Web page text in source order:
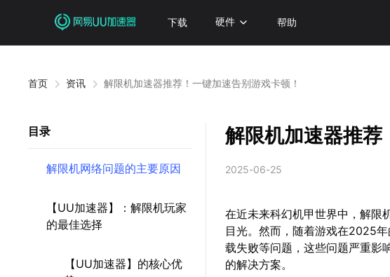
下载 硬件 帮助
首页 资讯 解限机加速器推荐！一键加速告别游戏卡顿！
目录
解限机网络问题的主要原因
【UU加速器】：解限机玩家
的最佳选择
【UU加速器】的核心优
解限机加速器推荐
2025-06-25
在近未来科幻机甲世界中，解限
目光。然而，随着游戏在2025
载失败等问题，这些问题严重影
的解决方案。